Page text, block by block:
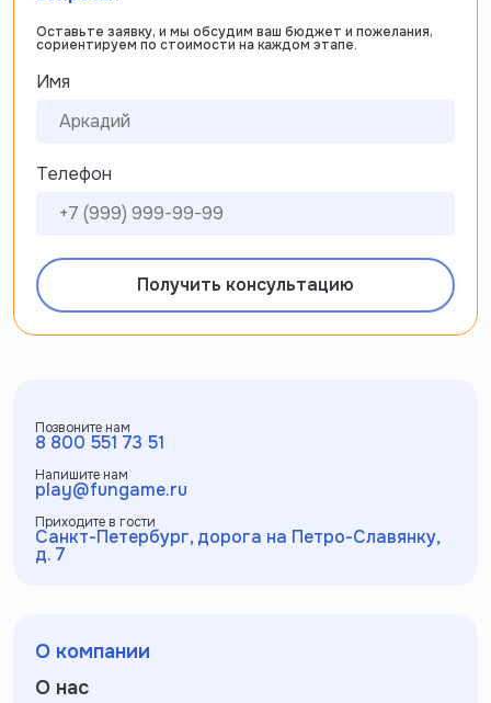
Оставьте заявку, и мы обсудим ваш бюджет и пожелания,
сориентируем по стоимости на каждом этапе.
Имя
Телефон
Получить консультацию
Позвоните нам
8 800 551 73 51
Напишите нам
play@fungame.ru
Приходите в гости
Санкт-Петербург, дорога на Петро-Славянку,
д. 7
О компании
О нас